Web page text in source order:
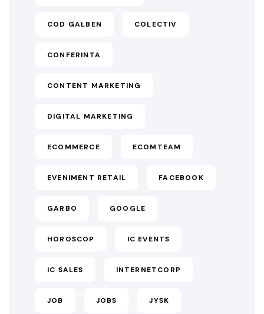
COD GALBEN COLECTIV
CONFERINTA
CONTENT MARKETING
DIGITAL MARKETING
ECOMMERCE ECOMTEAM
EVENIMENT RETAIL FACEBOOK
GARBO GOOGLE
HOROSCOP IC EVENTS
IC SALES INTERNETCORP
JOB JOBS JYSK